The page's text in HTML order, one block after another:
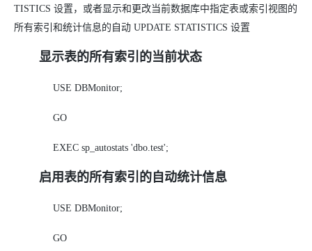
TISTICS 设置，或者显示和更改当前数据库中指定表或索引视图的
所有索引和统计信息的自动 UPDATE STATISTICS 设置
显示表的所有索引的当前状态
USE DBMonitor;
GO
EXEC sp_autostats 'dbo.test';
启用表的所有索引的自动统计信息
USE DBMonitor;
GO